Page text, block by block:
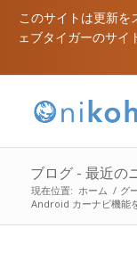
このサイトは更新を
ェブタイガーのサイ
ブログ - 最近の
現在位置: ホーム / グ
Android カーナビ機能